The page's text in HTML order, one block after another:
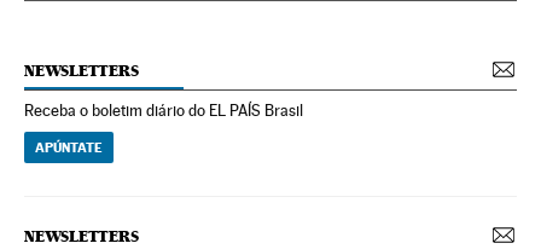
NEWSLETTERS
Receba o boletim diário do EL PAÍS Brasil
APÚNTATE
NEWSLETTERS